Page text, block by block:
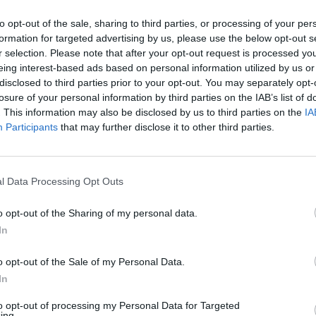
opt-out of the sale, sharing to third parties, or processing of your
for targeted advertising by us, please use the below opt-out
selection. Please note that after your opt-out request is processed
interest-based ads based on personal information utilized by us
to third parties prior to your opt-out. You may separately
of your personal information by third parties on the IAB’s list of
This information may also be disclosed by us to third parties on the
Participants that may further disclose it to other third parties.
Data Processing Opt Outs
opt-out of the Sharing of my personal data.
opt-out of the Sale of my Personal Data.
opt-out of processing my Personal Data for Targeted
dviejų raundų E.Stanionis pirmavo 3:0 (20:17,
aukso medalis Boksas
–
Liūdna vyresnio amžiaus dirbančiųjų
Žinios Lietuvos diena
00:02:08